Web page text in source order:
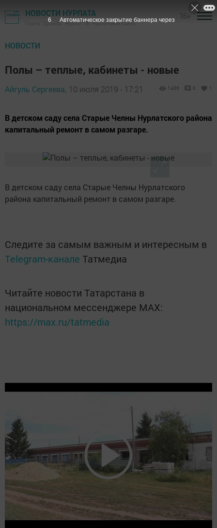
НОВОСТИ НУРЛАТА
Газета "Дружба", Нурлат ТВ - Нурлатский район
НОВОСТИ
Полы – теплые, кабинеты - новые
Айгуль Сергеева, 10 июля 2019 - 17:21 1436 0 1
В детском саду села Старые Челны Нурлатского района
капитальный ремонт в самом разгаре.
В детском саду села Старые Челны Нурлатского
района капитальный ремонт в самом разгаре.
Следите за самым важным и интересным в
Telegram-канале Татмедиа
Читайте новости Татарстана в
национальном мессенджере MАХ:
https://max.ru/tatmedia
5 Автоматическое закрытие баннера через